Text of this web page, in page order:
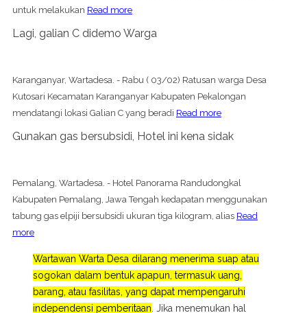
untuk melakukan Read more
Lagi, galian C didemo Warga
Karanganyar, Wartadesa. - Rabu ( 03/02) Ratusan warga Desa
Kutosari Kecamatan Karanganyar Kabupaten Pekalongan
mendatangi lokasi Galian C yang beradi Read more
Gunakan gas bersubsidi, Hotel ini kena sidak
Pemalang, Wartadesa. - Hotel Panorama Randudongkal
Kabupaten Pemalang, Jawa Tengah kedapatan menggunakan
tabung gas elpiji bersubsidi ukuran tiga kilogram, alias Read
more
Wartawan Warta Desa dilarang menerima suap atau
sogokan dalam bentuk apapun, termasuk uang,
barang, atau fasilitas, yang dapat mempengaruhi
independensi pemberitaan . Jika menemukan hal